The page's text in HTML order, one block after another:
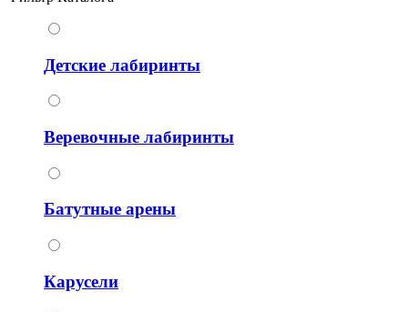
Детские лабиринты
Веревочные лабиринты
Батутные арены
Карусели